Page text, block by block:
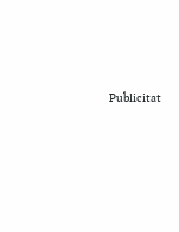
Publicitat